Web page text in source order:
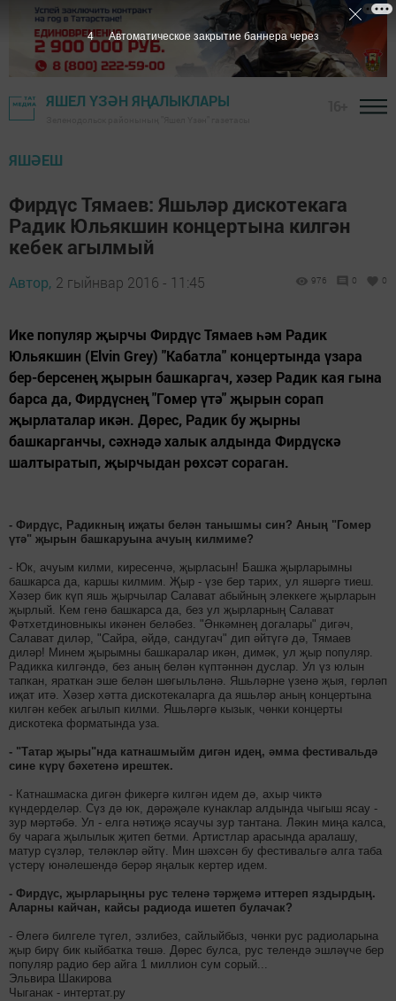
ЯШЕЛ ҮЗӘН ЯҢАЛЫКЛАРЫ
ЯШӘЕШ
Фирдүс Тямаев: Яшьләр дискотекага
Радик Юльякшин концертына килгән
кебек агылмый
Автор, 2 гыйнвар 2016 - 11:45 976 0 0
Ике популяр җырчы Фирдүс Тямаев һәм Радик
Юльякшин (Elvin Grey) "Кабатла" концертында үзара
бер-берсенең җырын башкаргач, хәзер Радик кая гына
барса да, Фирдүснең "Гомер үтә" җырын сорап
җырлаталар икән. Дөрес, Радик бу җырны
башкарганчы, сәхнәдә халык алдында Фирдүскә
шалтыратып, җырчыдан рөхсәт сораган.
- Фирдүс, Радикның иҗаты белән танышмы син? Аның "Гомер
үтә" җырын башкаруына ачуың килмиме?
- Юк, ачуым килми, киресенчә, җырласын! Башка җырларымны
башкарса да, каршы килмим. Җыр - үзе бер тарих, ул яшәргә тиеш.
Хәзер бик күп яшь җырчылар Салават абыйның элеккеге җырларын
җырлый. Кем генә башкарса да, без ул җырларның Салават
Фәтхетдиновныкы икәнен беләбез. "Әнкәмнең догалары" дигәч,
Салават диләр, "Сайра, әйдә, сандугач" дип әйтүгә дә, Тямаев
диләр! Минем җырымны башкаралар икән, димәк, ул җыр популяр.
Радикка килгәндә, без аның белән күптәннән дуслар. Ул үз юлын
тапкан, яраткан эше белән шөгыльләнә. Яшьләрне үзенә җыя, гөрләп
иҗат итә. Хәзер хәтта дискотекаларга да яшьләр аның концертына
килгән кебек агылып килми. Яшьләргә кызык, чөнки концерты
дискотека форматында уза.
- "Татар җыры"нда катнашмыйм дигән идең, әмма фестивальдә
cине күрү бәхетенә ирештек.
- Катнашмаска дигән фикергә килгән идем дә, ахыр чиктә
күндерделәр. Сүз дә юк, дәрәҗәле кунаклар алдында чыгыш ясау -
зур мәртәбә. Ул - елга нәтиҗә ясаучы зур тантана. Ләкин миңа калса,
бу чарага җылылык җитеп бетми. Артистлар арасында аралашу,
матур сүзләр, теләкләр әйтү. Мин шәхсән бу фестивальгә алга таба
үстерү юнәлешендә берәр яңалык кертер идем.
- Фирдүс, җырларыңны рус теленә тәрҗемә иттереп яздырдың.
Аларны кайчан, кайсы радиода ишетеп булачак?
- Әлегә билгеле түгел, эзлибез, сайлыйбыз, чөнки рус радиоларына
җыр бирү бик кыйбатка төшә. Дөрес булса, рус телендә эшләүче бер
популяр радио бер айга 1 миллион сум сорый...
Эльвира Шакирова
Чыганак - интертат.ру
3 Автоматическое закрытие баннера через